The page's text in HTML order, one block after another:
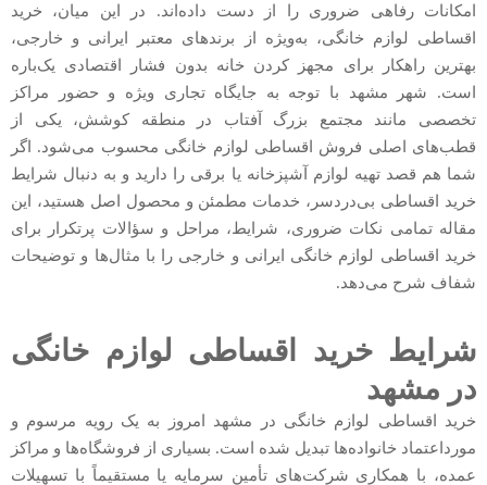
امکانات رفاهی ضروری را از دست داده‌اند. در این میان، خرید
اقساطی لوازم خانگی، به‌ویژه از برندهای معتبر ایرانی و خارجی،
بهترین راهکار برای مجهز کردن خانه بدون فشار اقتصادی یک‌باره
است. شهر مشهد با توجه به جایگاه تجاری ویژه و حضور مراکز
تخصصی مانند مجتمع بزرگ آفتاب در منطقه کوشش، یکی از
قطب‌های اصلی فروش اقساطی لوازم خانگی محسوب می‌شود. اگر
شما هم قصد تهیه لوازم آشپزخانه یا برقی را دارید و به دنبال شرایط
خرید اقساطی بی‌دردسر، خدمات مطمئن و محصول اصل هستید، این
مقاله تمامی نکات ضروری، شرایط، مراحل و سؤالات پرتکرار برای
خرید اقساطی لوازم خانگی ایرانی و خارجی را با مثال‌ها و توضیحات
شفاف شرح می‌دهد.
شرایط خرید اقساطی لوازم خانگی
در مشهد
خرید اقساطی لوازم خانگی در مشهد امروز به یک رویه‌ مرسوم و
مورداعتماد خانواده‌ها تبدیل شده است. بسیاری از فروشگاه‌ها و مراکز
عمده، با همکاری شرکت‌های تأمین سرمایه یا مستقیماً با تسهیلات